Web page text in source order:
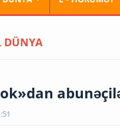
DÜNYA